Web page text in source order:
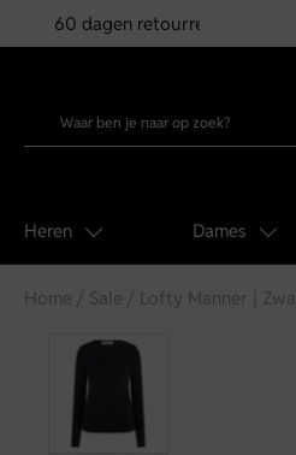
60 dagen retourrecht
Heren Dames
Home / Sale / Lofty Manner |